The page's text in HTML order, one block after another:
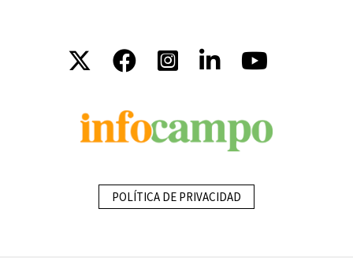
POLÍTICA DE PRIVACIDAD